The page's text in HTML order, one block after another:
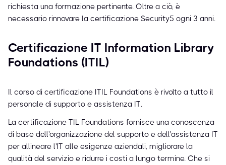
richiesta una formazione pertinente. Oltre a ciò, è
necessario rinnovare la certificazione Security5 ogni 3 anni.
Certificazione IT Information Library
Foundations (ITIL)
Il corso di certificazione ITIL Foundations è rivolto a tutto il
personale di supporto e assistenza IT.
La certificazione TIL Foundations fornisce una conoscenza
di base dell'organizzazione del supporto e dell'assistenza IT
per allineare l'IT alle esigenze aziendali, migliorare la
qualità del servizio e ridurre i costi a lungo termine. Che si